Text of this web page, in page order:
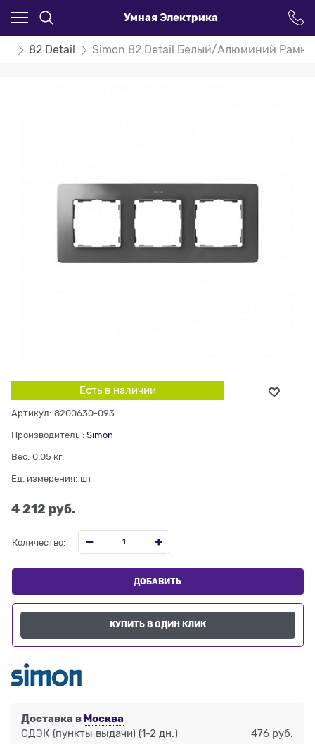
Умная Электрика
82 Detail Simon 82 Detail Белый/Алюминий
Есть в наличии
Артикул: 8200630-093
Производитель : Simon
Вес: 0.05 кг.
Ед. измерения: шт
4 212 руб.
Количество:
ДОБАВИТЬ
КУПИТЬ В ОДИН КЛИК
Доставка в Москва
СДЭК (пункты выдачи) (1-2 дн.)
476 руб.